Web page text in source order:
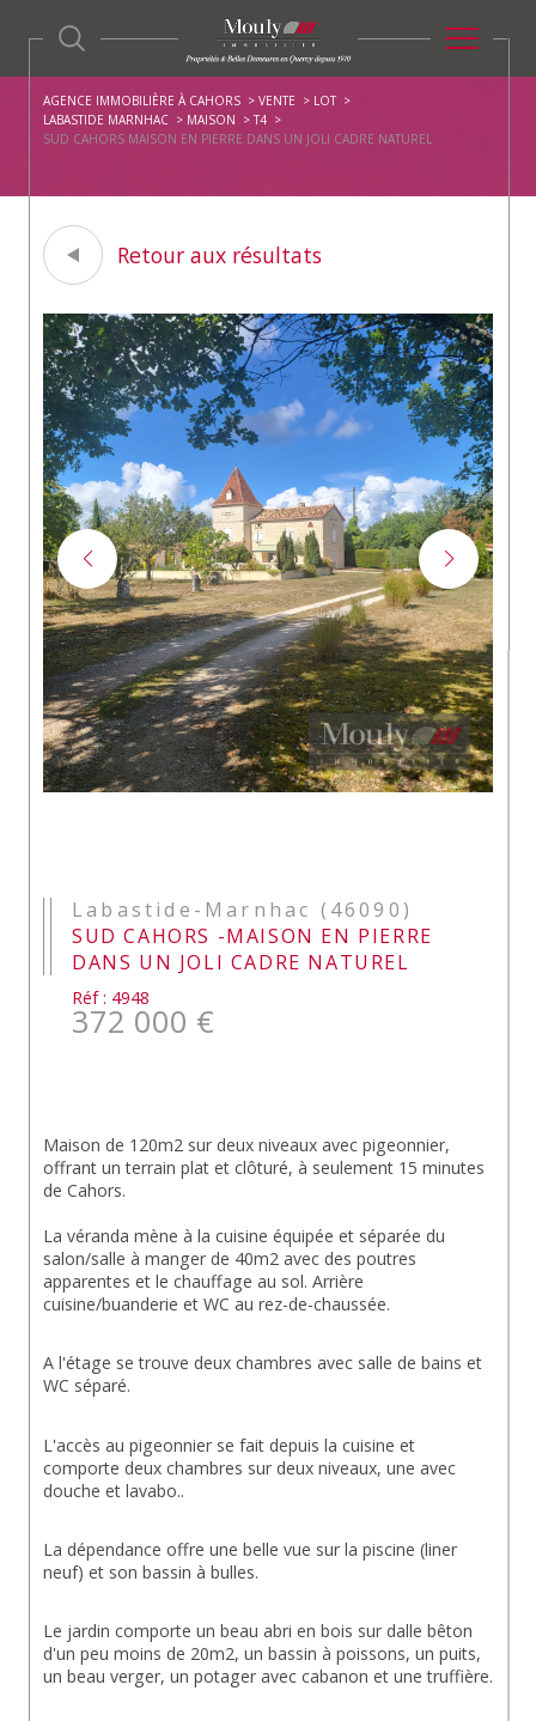
AGENCE IMMOBILIÈRE À CAHORS VENTE
LOT
LABASTIDE MARNHAC
MAISON
T4
SUD CAHORS MAISON EN PIERRE DANS UN JOLI CADRE NATUREL
Retour aux résultats
Labastide-Marnhac (46090)
SUD CAHORS -MAISON EN PIERRE
DANS UN JOLI CADRE NATUREL
Réf : 4948
372 000 €
Maison de 120m2 sur deux niveaux avec pigeonnier,
offrant un terrain plat et clôturé, à seulement 15 minutes
de Cahors.
La véranda mène à la cuisine équipée et séparée du
salon/salle à manger de 40m2 avec des poutres
apparentes et le chauffage au sol. Arrière
cuisine/buanderie et WC au rez-de-chaussée.
A l'étage se trouve deux chambres avec salle de bains et
WC séparé.
L'accès au pigeonnier se fait depuis la cuisine et
comporte deux chambres sur deux niveaux, une avec
douche et lavabo..
La dépendance offre une belle vue sur la piscine (liner
neuf) et son bassin à bulles.
Le jardin comporte un beau abri en bois sur dalle bêton
d'un peu moins de 20m2, un bassin à poissons, un puits,
un beau verger, un potager avec cabanon et une truffière.